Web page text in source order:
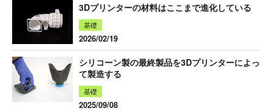
3Dプリンターの材料はここまで進化している
基礎
2026/02/19
シリコーン製の最終製品を3Dプリンターによっ
て製造する
基礎
2025/09/08